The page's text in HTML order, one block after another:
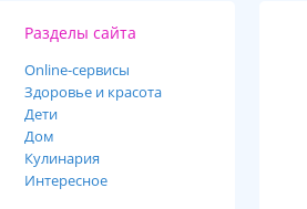
Разделы сайта
Online-cервисы
Здоровье и красота
Дети
Дом
Кулинария
Интересное